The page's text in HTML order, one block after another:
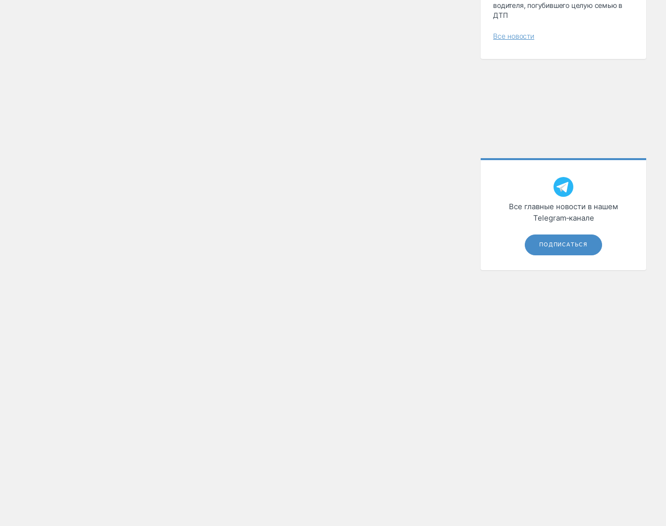
водителя, погубившего целую семью в
ДТП
Все новости
Все главные новости в нашем
Telegram‑канале
ПОДПИСАТЬСЯ